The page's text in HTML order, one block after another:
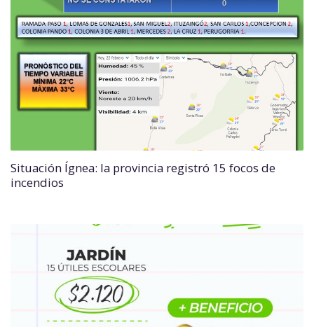
Situación Ígnea: la provincia registró 15 focos de
incendios